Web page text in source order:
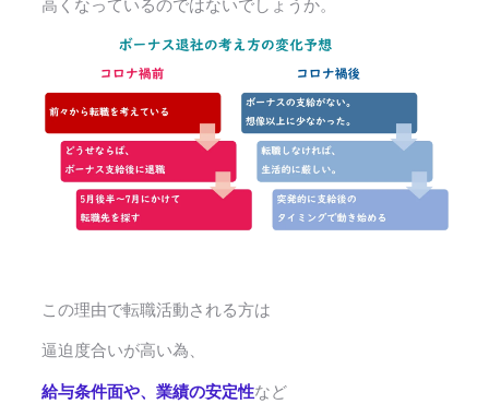
高くなっているのではないでしょうか。
この理由で転職活動される方は
逼迫度合いが高い為、
給与条件面や、業績の安定性など